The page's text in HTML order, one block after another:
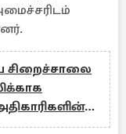
சிறைச்சாலை